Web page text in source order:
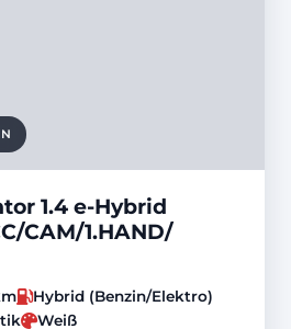
1.4 e-Hybrid
CAM/1.HAND/
Hybrid (Benzin/Elektro)
Weiß